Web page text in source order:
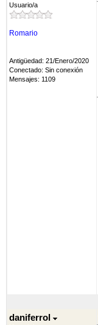
Usuario/a
Romario
Antigüedad: 21/Enero/2020
Conectado: Sin conexión
Mensajes: 1109
daniferrol